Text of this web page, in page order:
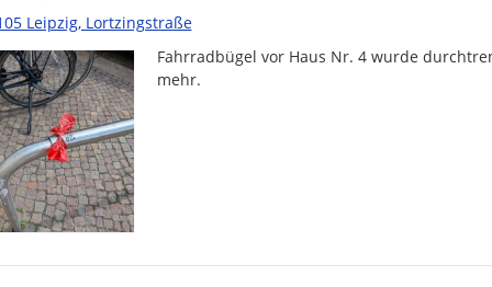
Leipzig, Lortzingstraße
Fahrradbügel vor Haus Nr. 4 wurde
mehr.